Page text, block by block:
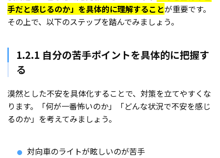
手だと感じるのか」を具体的に理解することが重要です。
その上で、以下のステップを踏んでみましょう。
1.2.1 自分の苦手ポイントを具体的に把握す
る
漠然とした不安を具体化することで、対策を立てやすくな
ります。「何が一番怖いのか」「どんな状況で不安を感じ
るのか」を考えてみましょう。
対向車のライトが眩しいのが苦手